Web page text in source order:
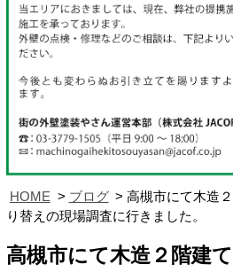
HOME ブログ
高槻市にて木造
り替えの現場調査に行きました。
高槻市にて木造２階建